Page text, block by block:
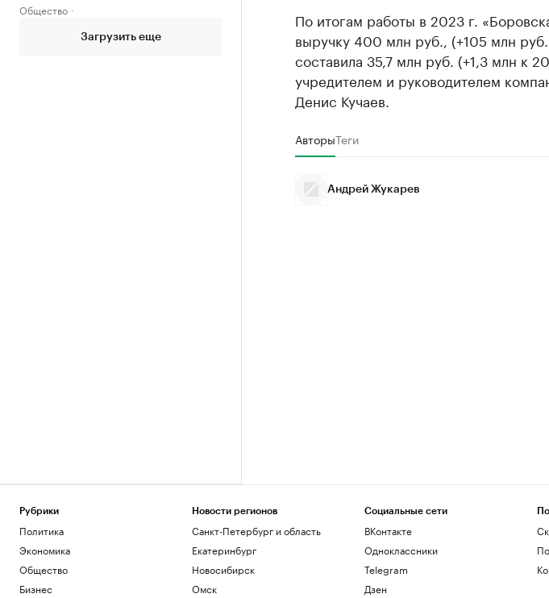
Общество
Загрузить еще
По итогам работы в 2023 г.
выручку 400 млн руб., (+105 млн
составила 35,7 млн руб. (+1,3 млн к
учредителем и руководителем
Денис Кучаев.
АвторыТеги
Андрей Жукарев
Рубрики
Политика
Экономика
Общество
Бизнес
Новости регионов
Санкт-Петербург и область
Екатеринбург
Новосибирск
Омск
Социальные сети
ВКонтакте
Одноклассники
Telegram
Дзен